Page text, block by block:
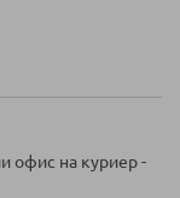
офис на куриер -